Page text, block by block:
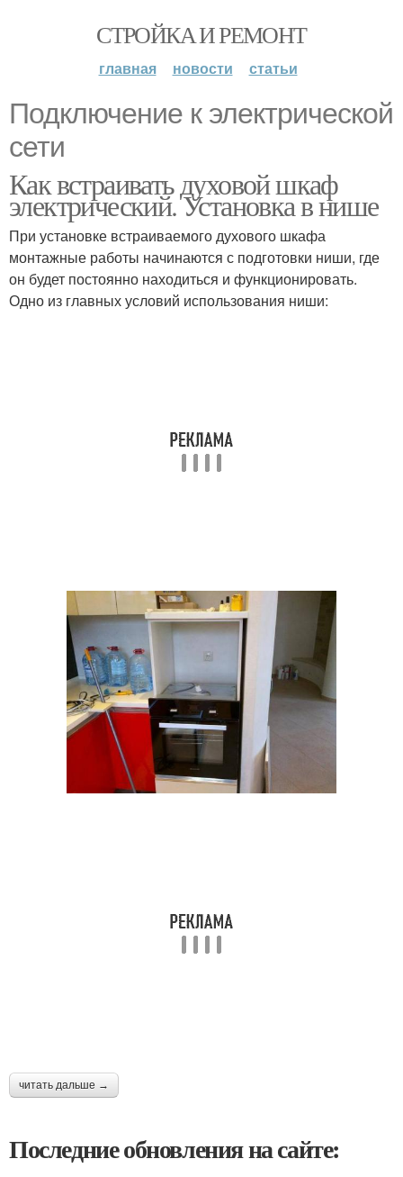
СТРОЙКА И РЕМОНТ
главная новости статьи
Подключение к электрической
сети
Как встраивать духовой шкаф
электрический. Установка в нише
При установке встраиваемого духового шкафа
монтажные работы начинаются с подготовки ниши, где
он будет постоянно находиться и функционировать.
Одно из главных условий использования ниши:
читать дальше →
Последние обновления на сайте: